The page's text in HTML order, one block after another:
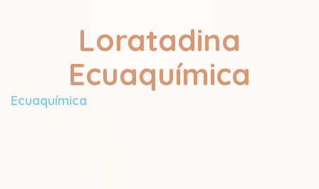
Loratadina
Ecuaquímica
Ecuaquímica